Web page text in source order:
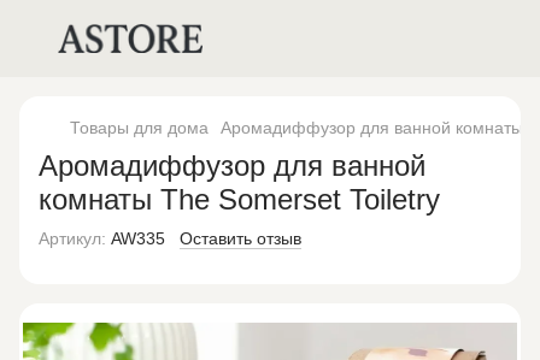
Товары для дома Аромадиффузор для ванной комнаты
Аромадиффузор для ванной
комнаты The Somerset Toiletry
Артикул: AW335 Оставить отзыв